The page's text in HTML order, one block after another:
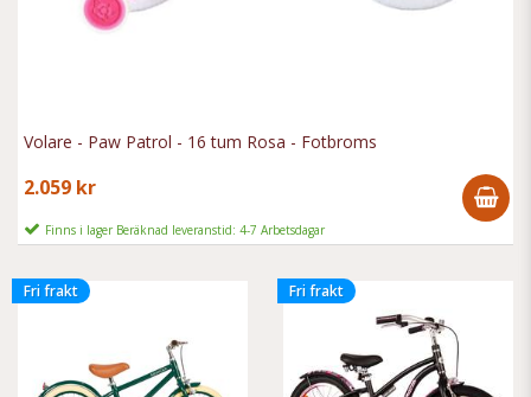
Volare - Paw Patrol - 16 tum Rosa - Fotbroms
2.059 kr
Finns i lager Beräknad leveranstid: 4-7 Arbetsdagar
Fri frakt Fri frakt